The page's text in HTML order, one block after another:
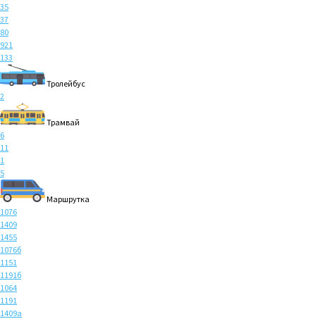
35
37
80
921
133
Тролейбус
2
Трамвай
6
11
1
5
Маршрутка
1076
1409
1455
1076б
1151
1191б
1064
1191
1409а